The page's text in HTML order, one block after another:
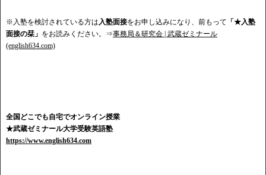
※入塾を検討されている方は 入塾面接をお申し込みになり、前もって 「★入塾
面接の栞」 をお読みください。⇒事務局＆研究会 | 武蔵ゼミナール
(english634.com)
全国どこでも自宅でオンライン授業
★武蔵ゼミナール大学受験英語塾
https://www.english634.com